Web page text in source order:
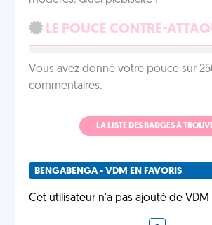
LE POUCE CONTRE-
Vous avez donné votre pouce sur
commentaires.
LA LISTE DES BADGES À
BENGABENGA - VDM EN FAVORIS
Cet utilisateur n'a pas ajouté de